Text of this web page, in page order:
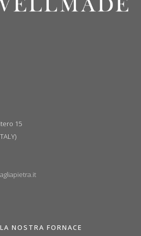
15
NOSTRA FORNACE